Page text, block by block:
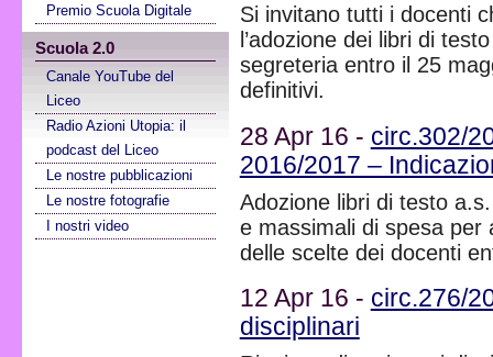
Premio Scuola Digitale
Scuola 2.0
Canale YouTube del
Liceo
Radio Azioni Utopia: il
podcast del Liceo
Le nostre pubblicazioni
Le nostre fotografie
I nostri video
Si invitano tutti i docenti
l’adozione dei libri di
segreteria entro il 25
definitivi.
28 Apr 16 - circ.302/
2016/2017 –
Adozione libri di testo
e massimali di spesa per
delle scelte dei docenti
12 Apr 16 - circ.276/
disciplinari